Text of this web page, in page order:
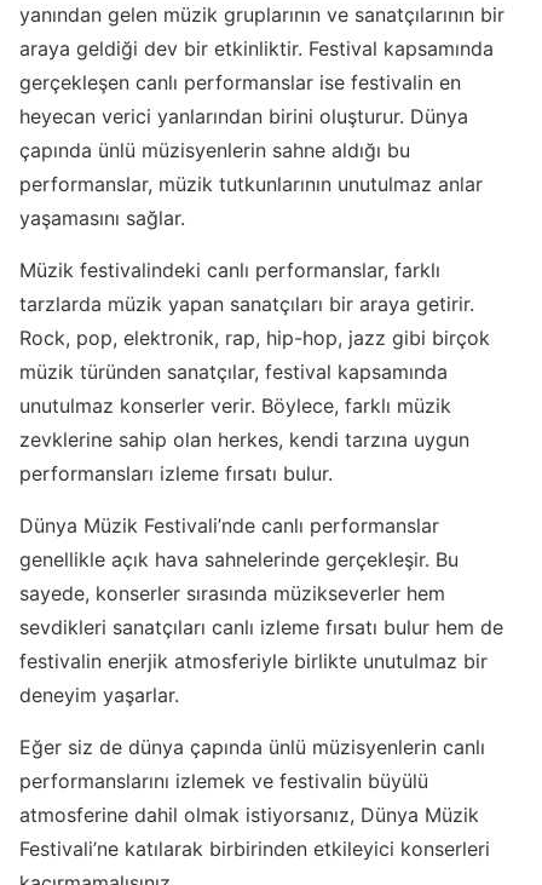
yanından gelen müzik gruplarının ve sanatçılarının bir
araya geldiği dev bir etkinliktir. Festival kapsamında
gerçekleşen canlı performanslar ise festivalin en
heyecan verici yanlarından birini oluşturur. Dünya
çapında ünlü müzisyenlerin sahne aldığı bu
performanslar, müzik tutkunlarının unutulmaz anlar
yaşamasını sağlar.
Müzik festivalindeki canlı performanslar, farklı
tarzlarda müzik yapan sanatçıları bir araya getirir.
Rock, pop, elektronik, rap, hip-hop, jazz gibi birçok
müzik türünden sanatçılar, festival kapsamında
unutulmaz konserler verir. Böylece, farklı müzik
zevklerine sahip olan herkes, kendi tarzına uygun
performansları izleme fırsatı bulur.
Dünya Müzik Festivali’nde canlı performanslar
genellikle açık hava sahnelerinde gerçekleşir. Bu
sayede, konserler sırasında müzikseverler hem
sevdikleri sanatçıları canlı izleme fırsatı bulur hem de
festivalin enerjik atmosferiyle birlikte unutulmaz bir
deneyim yaşarlar.
Eğer siz de dünya çapında ünlü müzisyenlerin canlı
performanslarını izlemek ve festivalin büyülü
atmosferine dahil olmak istiyorsanız, Dünya Müzik
Festivali’ne katılarak birbirinden etkileyici konserleri